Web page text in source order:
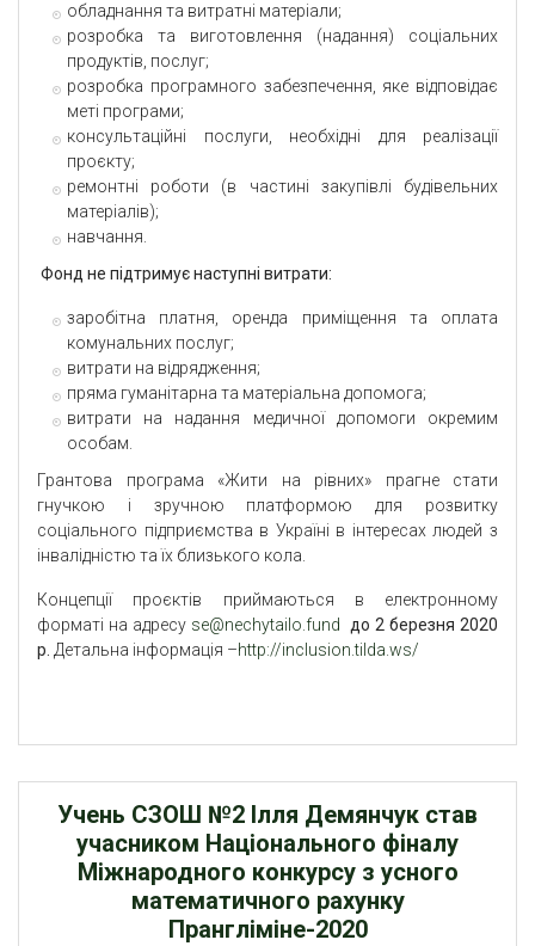
обладнання та витратні матеріали;
розробка та виготовлення (надання) соціальних
продуктів, послуг;
розробка програмного забезпечення, яке відповідає
меті програми;
консультаційні послуги, необхідні для реалізації
проєкту;
ремонтні роботи (в частині закупівлі будівельних
матеріалів);
навчання.
Фонд не підтримує наступні витрати:
заробітна платня, оренда приміщення та оплата
комунальних послуг;
витрати на відрядження;
пряма гуманітарна та матеріальна допомога;
витрати на надання медичної допомоги окремим
особам.
Грантова програма «Жити на рівних» прагне стати
гнучкою і зручною платформою для розвитку
соціального підприємства в Україні в інтересах людей з
інвалідністю та їх близького кола.
Концепції проєктів приймаються в електронному
форматі на адресу se@nechytailo.fund
до 2 березня 2020
р. Детальна інформація –http://inclusion.tilda.ws/
Учень СЗОШ №2 Ілля Демянчук став
учасником Національного фіналу
Міжнародного конкурсу з усного
математичного рахунку
Прангліміне-2020